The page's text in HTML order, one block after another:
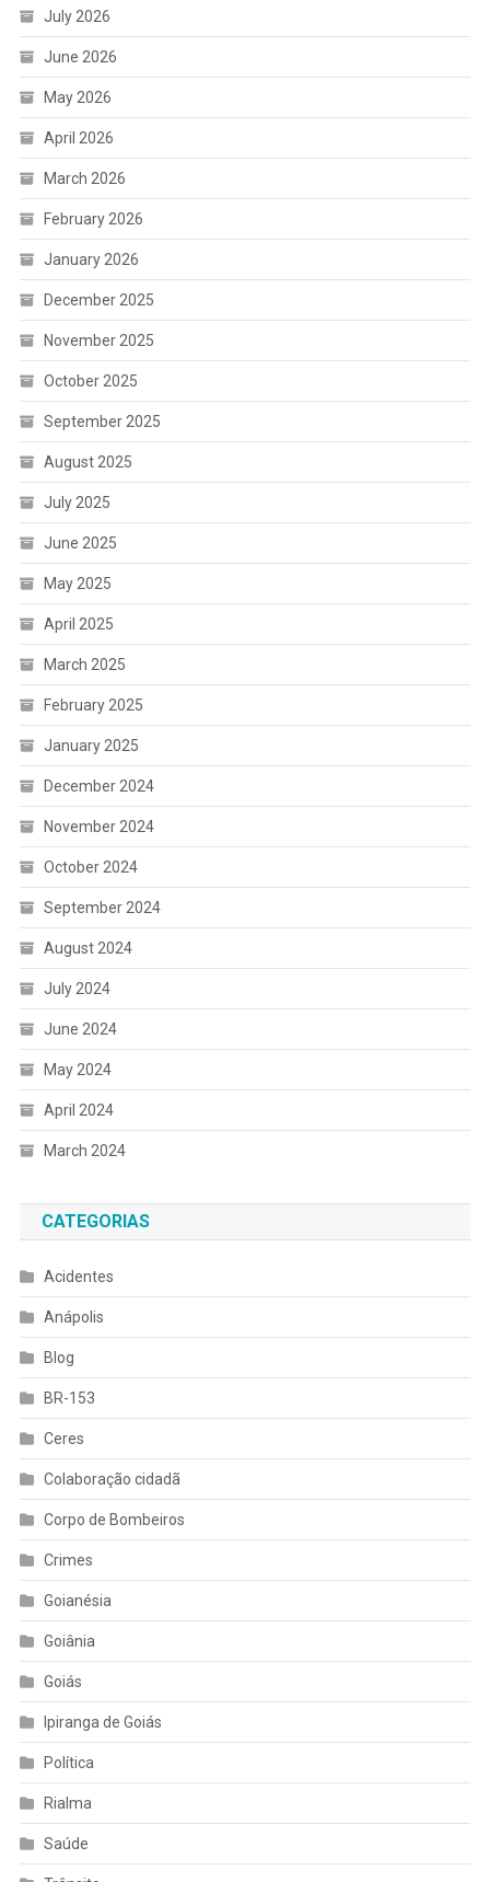
July 2026
June 2026
May 2026
April 2026
March 2026
February 2026
January 2026
December 2025
November 2025
October 2025
September 2025
August 2025
July 2025
June 2025
May 2025
April 2025
March 2025
February 2025
January 2025
December 2024
November 2024
October 2024
September 2024
August 2024
July 2024
June 2024
May 2024
April 2024
March 2024
CATEGORIAS
Acidentes
Anápolis
Blog
BR-153
Ceres
Colaboração cidadã
Corpo de Bombeiros
Crimes
Goianésia
Goiânia
Goiás
Ipiranga de Goiás
Política
Rialma
Saúde